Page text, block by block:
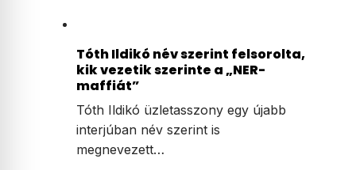
Tóth Ildikó név szerint felsorolta,
kik vezetik szerinte a „NER-
maffiát”
Tóth Ildikó üzletasszony egy újabb
interjúban név szerint is
megnevezett…